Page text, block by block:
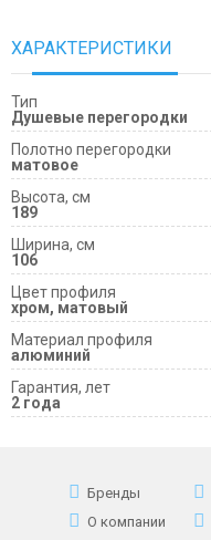
ХАРАКТЕРИСТИКИ
Тип
Душевые перегородки
Полотно перегородки
матовое
Высота, см
189
Ширина, см
106
Цвет профиля
хром, матовый
Материал профиля
алюминий
Гарантия, лет
2 года
Бренды
О компании